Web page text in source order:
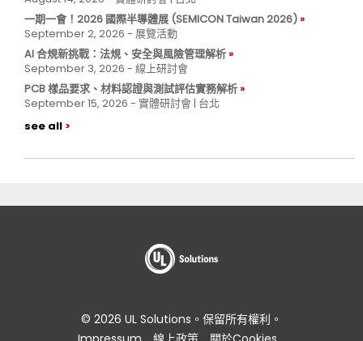
一期一會！2026 國際半導體展 (SEMICON Taiwan 2026)
September 2, 2026 - 展覽活動
AI 合規新挑戰：法規、安全與風險管理解析
September 3, 2026 - 線上研討會
PCB 樣品要求、材料認證與測試評估實務解析
September 15, 2026 - 實體研討會 | 台北
see all
© 2026 UL Solutions。保留所有權利。